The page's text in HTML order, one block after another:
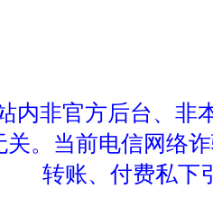
内非官方后台、非
关。当前电信网络
转账、付费私下